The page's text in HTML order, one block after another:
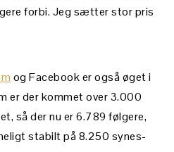
forbi. Jeg sætter stor pris
og Facebook er også øget i
er der kommet over 3.000
så der nu er 6.789 følgere,
stabilt på 8.250 synes-